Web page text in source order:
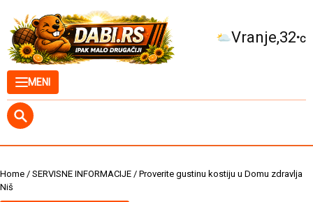
MENI
Kuršumlija 34°C
Home / SERVISNE INFORMACIJE / Proverite gustinu kostiju u Domu zdravlja
Niš